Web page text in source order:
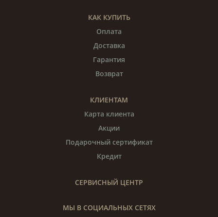
КАК КУПИТЬ
Оплата
Доставка
Гарантия
Возврат
КЛИЕНТАМ
Карта клиента
Акции
Подарочный сертификат
Кредит
СЕРВИСНЫЙ ЦЕНТР
МЫ В СОЦИАЛЬНЫХ СЕТЯХ